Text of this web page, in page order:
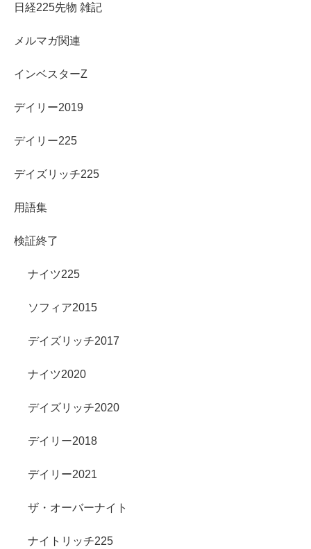
日経225先物 雑記
メルマガ関連
インベスターZ
デイリー2019
デイリー225
デイズリッチ225
用語集
検証終了
ナイツ225
ソフィア2015
デイズリッチ2017
ナイツ2020
デイズリッチ2020
デイリー2018
デイリー2021
ザ・オーバーナイト
ナイトリッチ225